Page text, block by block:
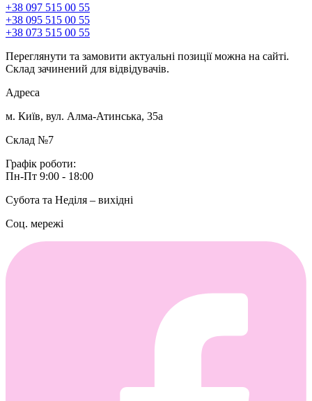
+38 097 515 00 55
+38 095 515 00 55
+38 073 515 00 55
Переглянути та замовити актуальні позиції можна на сайті.
Склад зачинений для відвідувачів.
Адреса
м. Київ, вул. Алма-Атинська, 35а
Склад №7
Графік роботи:
Пн-Пт 9:00 - 18:00
Субота та Неділя – вихідні
Соц. мережі